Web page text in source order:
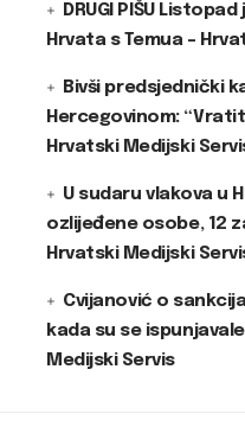
DRUGI PIŠU
Hrvata s Temua –
Bivši predsjednički
Hercegovinom:
Hrvatski Medijski
U sudaru vlakova u
ozlijeđene osobe, 12
Hrvatski Medijski
Cvijanović o
kada su se
Medijski Servis